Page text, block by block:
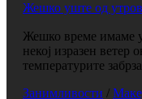
Жешко уште од
Жешко време имаме
некој изразен
температурите
Занимливости /